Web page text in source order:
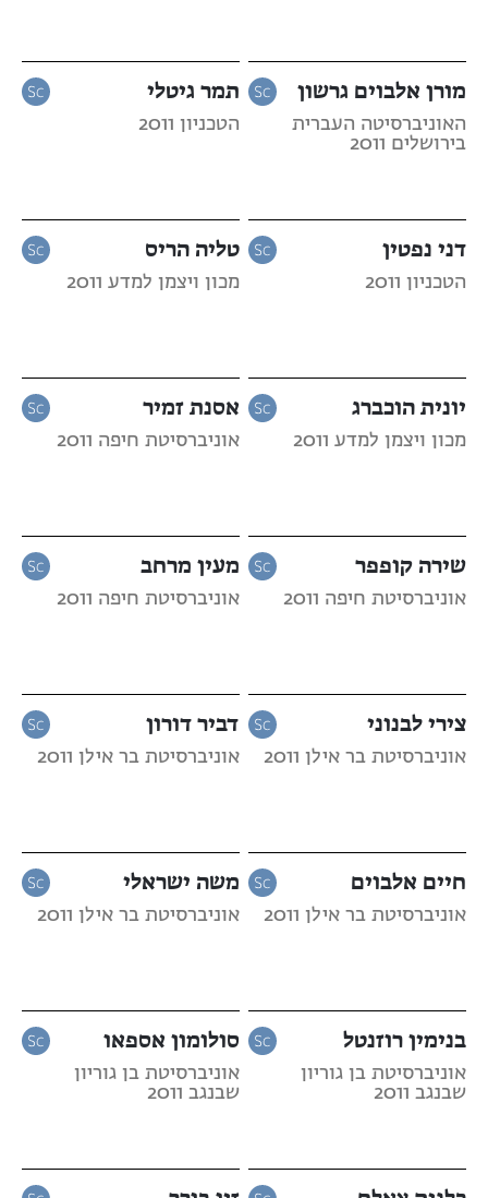
מורן אלבוים גרשון
האוניברסיטה העברית
בירושלים 2011
תמר גיטלי
הטכניון 2011
דני נפטין
הטכניון 2011
טליה הריס
מכון ויצמן למדע 2011
יונית הוכברג
מכון ויצמן למדע 2011
אסנת זמיר
אוניברסיטת חיפה 2011
שירה קופפר
אוניברסיטת חיפה 2011
מעין מרחב
אוניברסיטת חיפה 2011
צירי לבנוני
אוניברסיטת בר אילן 2011
דביר דורון
אוניברסיטת בר אילן 2011
חיים אלבוים
אוניברסיטת בר אילן 2011
משה ישראלי
אוניברסיטת בר אילן 2011
בנימין רוזנטל
אוניברסיטת בן גוריון
שבנגב 2011
סולומון אספאו
אוניברסיטת בן גוריון
שבנגב 2011